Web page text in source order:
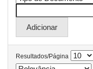
Resultados/Página